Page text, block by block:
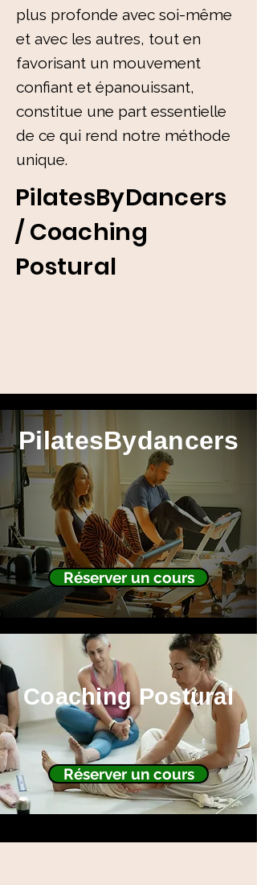
plus profonde avec soi-même
et avec les autres, tout en
favorisant un mouvement
confiant et épanouissant,
constitue une part essentielle
de ce qui rend notre méthode
unique.
PilatesByDancers
/ Coaching
Postural
PilatesBydancers
Réserver un cours
Coaching Postural
Réserver un cours